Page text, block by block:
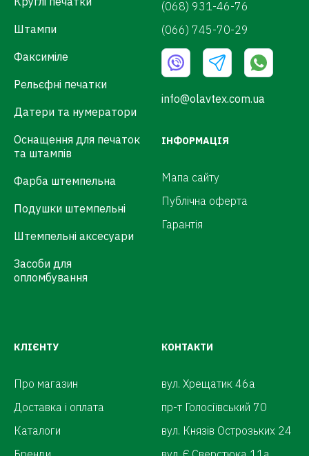
Штампи
Факсиміле
Рельєфні печатки
Датери та нумератори
Оснащення для печаток
та штампів
Фарба штемпельна
Подушки штемпельні
Штемпельні аксесуари
Засоби для
опломбування
(068) 931-46-76
(066) 745-70-29
info@olavtex.com.ua
ІНФОРМАЦІЯ
Мапа сайту
Публічна оферта
Гарантія
КЛІЄНТУ
Про магазин
Доставка і оплата
Каталоги
КОНТАКТИ
вул. Хрещатик 46а
пр-т Голосіївський 70
вул. Князів Острозьких 24